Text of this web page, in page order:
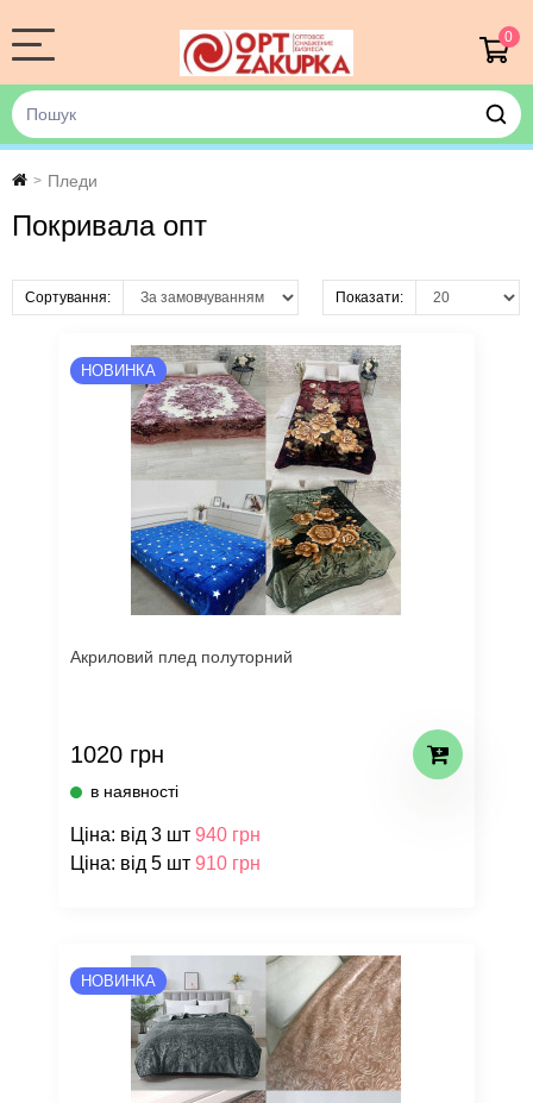
0
> Пледи
Покривала опт
Сортування: Показати:
НОВИНКА
Акриловий плед полуторний
1020 грн
в наявності
Ціна: від 3 шт 940 грн
Ціна: від 5 шт 910 грн
НОВИНКА